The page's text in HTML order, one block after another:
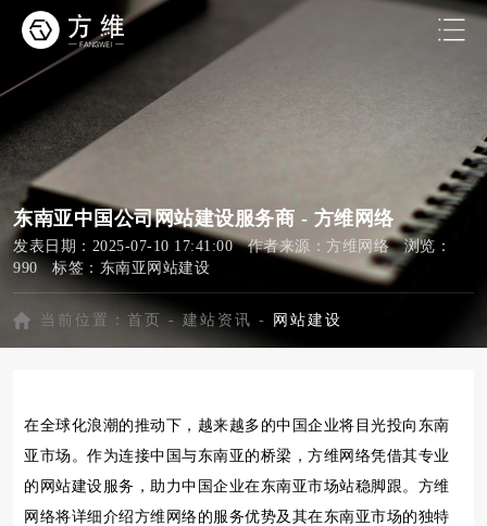
东南亚中国公司网站建设服务商 - 方维网络
发表日期：2025-07-10 17:41:00 作者来源：方维网络 浏览：
990 标签： 东南亚网站建设
当前位置： 首页 - 建站资讯 - 网站建设
在全球化浪潮的推动下，越来越多的中国企业将目光投向东南
亚市场。作为连接中国与东南亚的桥梁，方维网络凭借其专业
的网站建设服务，助力中国企业在东南亚市场站稳脚跟。方维
网络将详细介绍方维网络的服务优势及其在东南亚市场的独特